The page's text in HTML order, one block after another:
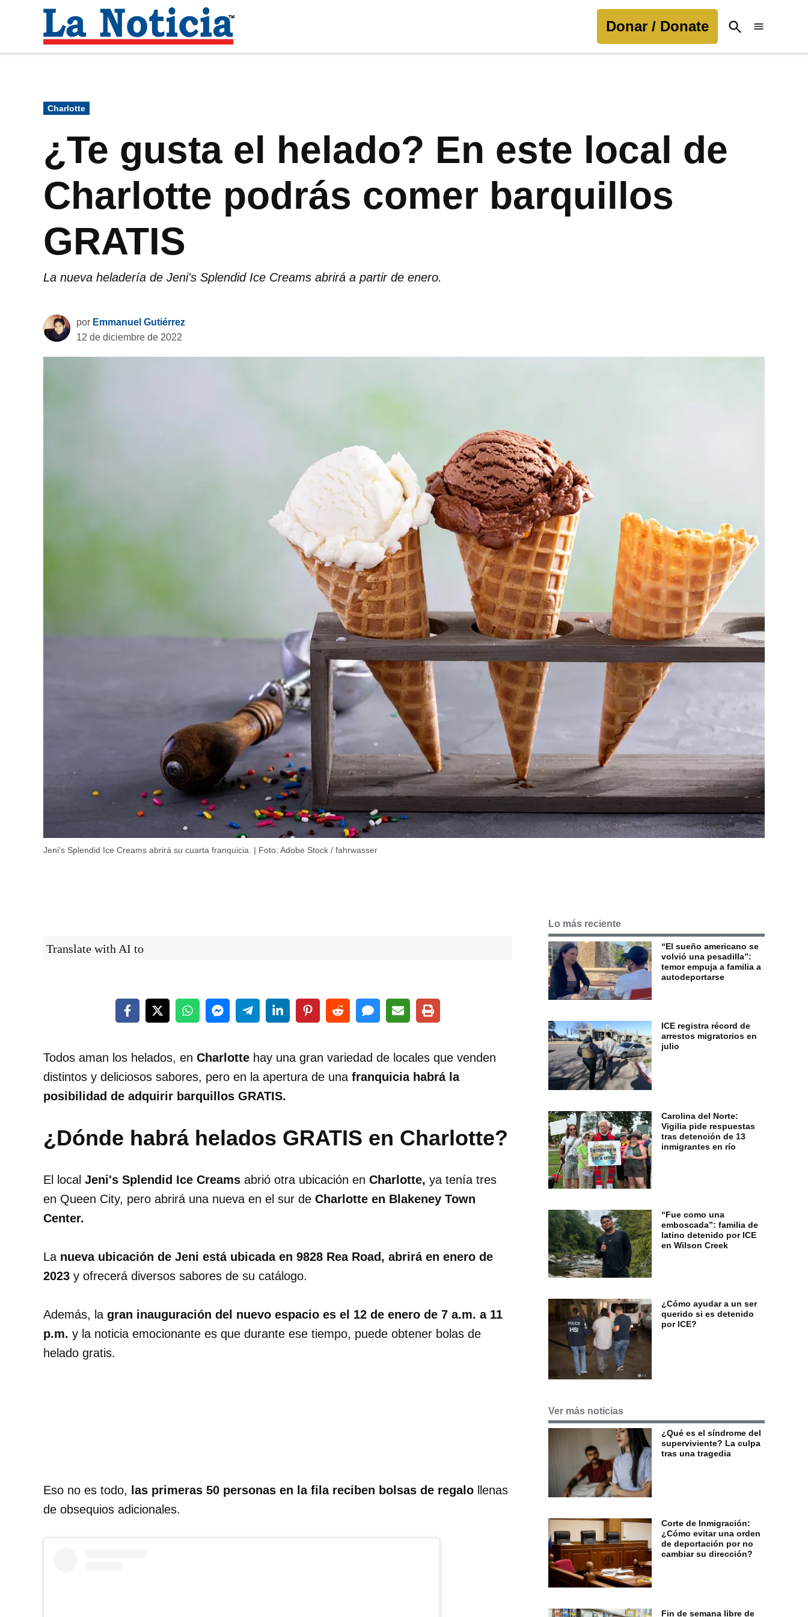
contenido
Noticia
Donar / Donate
Open
Search
Publicado
en
Charlotte
¿Te gusta el helado? En este local de
Charlotte podrás comer barquillos
GRATIS
La nueva heladería de Jeni's Splendid Ice Creams abrirá a partir de enero.
por Emmanuel Gutiérrez
12 de diciembre de 2022
Jeni's Splendid Ice Creams abrirá su cuarta franquicia. | Foto: Adobe Stock / fahrwasser
Translate with AI to
Todos aman los helados, en Charlotte hay una gran variedad de locales que venden
distintos y deliciosos sabores, pero en la apertura de una franquicia habrá la
posibilidad de adquirir barquillos GRATIS.
¿Dónde habrá helados GRATIS en Charlotte?
El local Jeni's Splendid Ice Creams abrió otra ubicación en Charlotte, ya tenía tres
en Queen City, pero abrirá una nueva en el sur de Charlotte en Blakeney Town
Center.
La nueva ubicación de Jeni está ubicada en 9828 Rea Road, abrirá en enero de
2023 y ofrecerá diversos sabores de su catálogo.
Además, la gran inauguración del nuevo espacio es el 12 de enero de 7 a.m. a 11
p.m. y la noticia emocionante es que durante ese tiempo, puede obtener bolas de
helado gratis.
Eso no es todo, las primeras 50 personas en la fila reciben bolsas de regalo llenas
de obsequios adicionales.
Lo más reciente
“El sueño americano se
volvió una pesadilla”:
temor empuja a familia a
autodeportarse
ICE registra récord de
arrestos migratorios en
julio
Carolina del Norte:
Vigilia pide respuestas
tras detención de 13
inmigrantes en río
“Fue como una
emboscada”: familia de
latino detenido por ICE
en Wilson Creek
¿Cómo ayudar a un ser
querido si es detenido
por ICE?
Ver más noticias
¿Qué es el síndrome del
superviviente? La culpa
tras una tragedia
Corte de Inmigración:
¿Cómo evitar una orden
de deportación por no
cambiar su dirección?
Fin de semana libre de